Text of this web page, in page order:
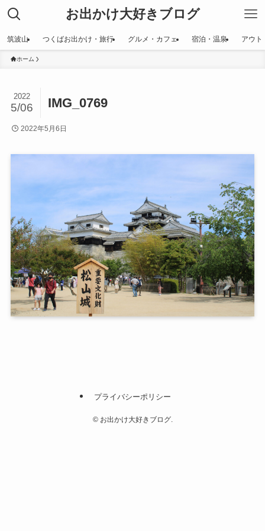
お出かけ大好きブログ
筑波山 つくばお出かけ・旅行 グルメ・カフェ 宿泊・温泉 アウト
ホーム
IMG_0769
2022
5/06
2022年5月6日
プライバシーポリシー
©お出かけ大好きブログ.